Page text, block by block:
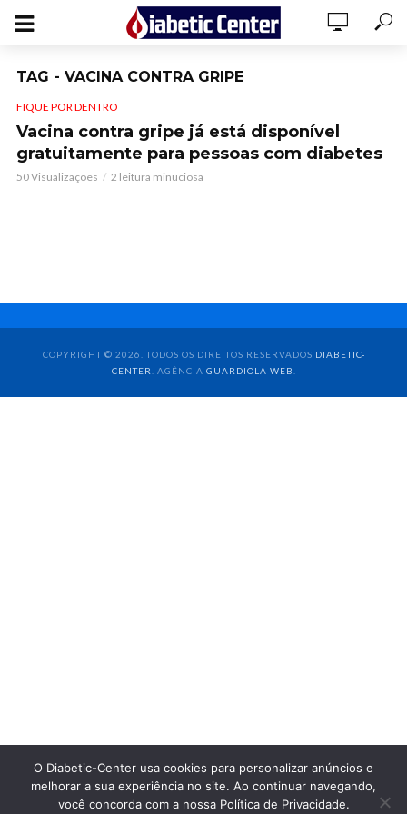
TAG - VACINA CONTRA GRIPE
FIQUE POR DENTRO
Vacina contra gripe já está disponível
gratuitamente para pessoas com diabetes
50 Visualizações 2 leitura minuciosa
COPYRIGHT © 2026. TODOS OS DIREITOS RESERVADOS DIABETIC-
CENTER
. AGÊNCIA GUARDIOLA WEB
O Diabetic-Center usa cookies para personalizar anúncios e
melhorar a sua experiência no site. Ao continuar navegando,
você concorda com a nossa Política de Privacidade.